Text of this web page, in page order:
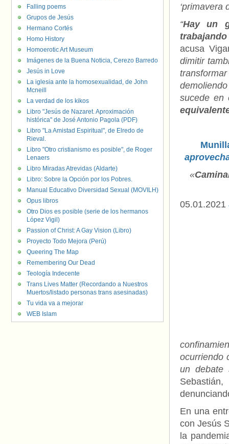
‘primavera
“Hay un
acusa
dimitir
sucede en
«
05.01.2021
ocurriendo
un
En una
con Jesús
la
Falling poems
Grupos de Jesús
Hermano Cortés
Homo History
Homoerotic Art Museum
Imágenes de la Buena Noticia, Cerezo Barredo
Jesús in Love
La iglesia ante la homosexualidad, de John
Mcneill
La verdad de los kikos
Libro "Jesús de Nazaret. Aproximación
histórica" de José Antonio Pagola (PDF)
Libro "La Amistad Espiritual", de Elredo de
Rieval.
Libro "Otro cristianismo es posible", de Roger
Lenaers
Libro Miradas Atrevidas (Aldarte)
Libro: Sobre la Opción por los Pobres.
Manual Educativo Diversidad Sexual (MOVILH)
Opus libros
Otro Dios es posible (serie de los hermanos
López Vigil)
Passion of Christ: A Gay Vision (Libro)
Proyecto Todo Mejora (Perú)
Queering The Map
Remembering Our Dead
Teología Indecente
Trans Lives Matter (Recordando a Nuestros
Muertos/listado personas trans asesinadas)
Tu vida va a mejorar
WEB Islam